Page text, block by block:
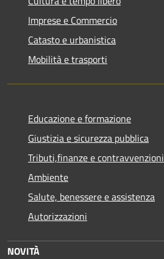
Imprese e Commercio
Catasto e urbanistica
Mobilità e trasporti
Educazione e formazione
Giustizia e sicurezza pubblica
Tributi,finanze e contravvenzioni
Ambiente
Salute, benessere e assistenza
Autorizzazioni
NOVITÀ